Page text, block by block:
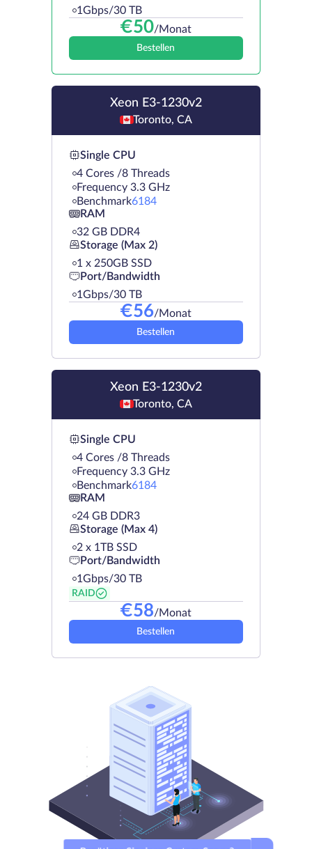
1Gbps/30 TB
€50/Monat
Bestellen
Xeon E3-1230v2
Toronto, CA
Single CPU
4 Cores /8 Threads
Frequency 3.3 GHz
Benchmark6184
RAM
32 GB DDR4
Storage (Max 2)
1 х 250GB SSD
Port/Bandwidth
1Gbps/30 TB
€56/Monat
Bestellen
Xeon E3-1230v2
Toronto, CA
Single CPU
4 Cores /8 Threads
Frequency 3.3 GHz
Benchmark6184
RAM
24 GB DDR3
Storage (Max 4)
2 х 1TB SSD
Port/Bandwidth
1Gbps/30 TB
RAID
€58/Monat
Bestellen